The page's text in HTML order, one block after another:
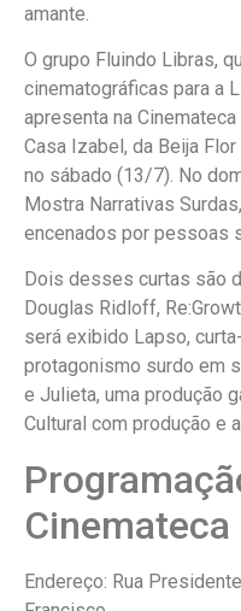
amante.
O grupo Fluindo Libras,
cinematográficas para a
apresenta na
Casa Izabel, da Beija
no sábado (13/7). No
Mostra Narrativas
encenados por pessoas
Dois desses curtas são
Douglas Ridloff,
será exibido Lapso,
protagonismo surdo em
e Julieta, uma produção
Cultural com produção e
Cinemateca
Endereço: Rua